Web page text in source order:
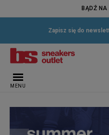
BĄDŹ NA
Zapisz się do
MENU